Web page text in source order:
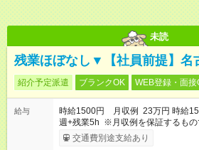
未読
残業ほぼなし▼【社員前提】名
紹介予定派遣 ブランクOK WEB登録・面接
給与
時給1500円 月収例 23万円 時給
週+残業5h ※月収例を保証するもの
交通費別途支給あり